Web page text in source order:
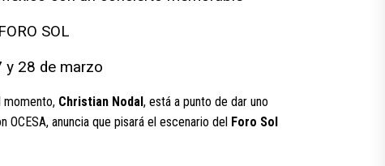
SOL
y 28 de marzo
momento, Christian Nodal, está a punto de dar uno
anuncia que pisará el escenario del Foro Sol